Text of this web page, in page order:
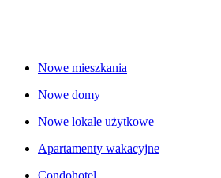
Nowe mieszkania
Nowe domy
Nowe lokale użytkowe
Apartamenty wakacyjne
Condohotel